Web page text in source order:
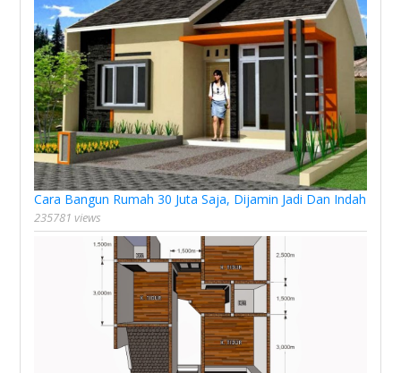
Cara Bangun Rumah 30 Juta Saja, Dijamin Jadi Dan Indah
235781 views